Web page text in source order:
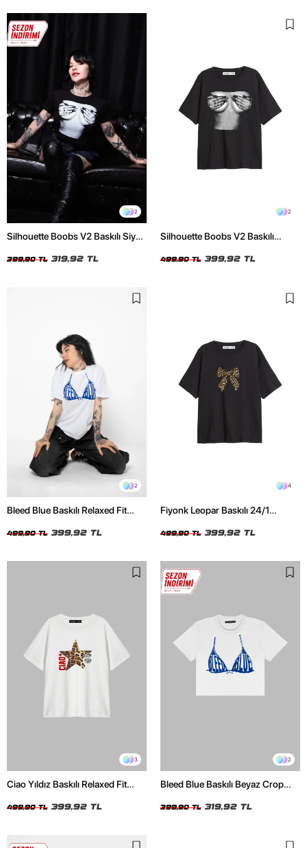
2
Silhouette Boobs V2 Baskılı Siyah
399,90 TL 319,92 TL
2
Silhouette Boobs V2 Baskılı
499,90 TL 399,92 TL
2
Bleed Blue Baskılı Relaxed Fit
499,90 TL 399,92 TL
4
Fiyonk Leopar Baskılı 24/1
Tshirt
499,90 TL 399,92 TL
3
Ciao Yıldız Baskılı Relaxed Fit
499,90 TL 399,92 TL
2
Bleed Blue Baskılı Beyaz Crop
399,90 TL 319,92 TL